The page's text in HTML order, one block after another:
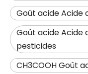
Goût acide Acide
Goût acide Acide
pesticides
CH3COOH Goût